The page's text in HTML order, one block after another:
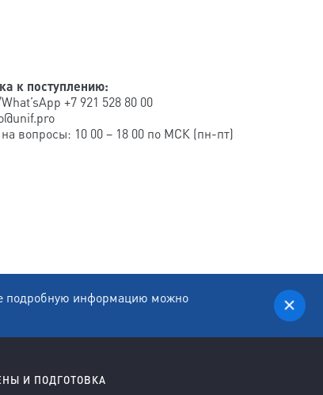
к поступлению:
+7 921 528 80 00
вопросы: 10 00 – 18 00 по МСК (пн-пт)
подробную информацию можно
И ПОДГОТОВКА